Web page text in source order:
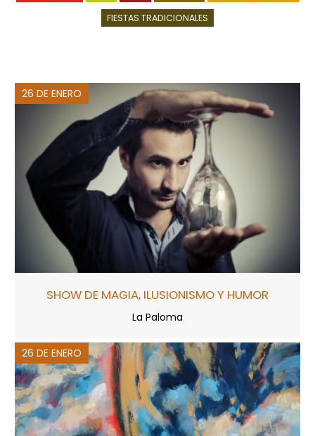
FIESTAS TRADICIONALES
26 DE ENERO
SHOW DE MAGIA, ILUSIONISMO Y HUMOR
La Paloma
26 DE ENERO